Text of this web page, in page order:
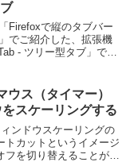
Firefoxで縦のタブバー
でご紹介した、拡張機
- ツリー型タブ」で
ウス（タイマー）
スケーリングする
ンドウスケーリングの
トカットというイメージ
を切り替えることがで